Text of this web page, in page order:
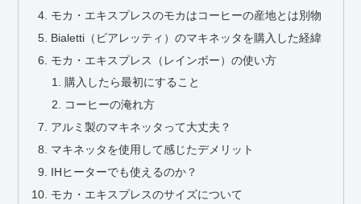
モカ・エキスプレスのモカはコーヒーの産地とは別物
Bialetti（ビアレッティ）のマキネッタを購入した経緯
モカ・エキスプレス（レインボー）の使い方
購入したら最初にすること
コーヒーの淹れ方
アルミ製のマキネッタって大丈夫？
マキネッタを使用して感じたデメリット
IHヒーターでも使えるのか？
モカ・エキスプレスのサイズについて